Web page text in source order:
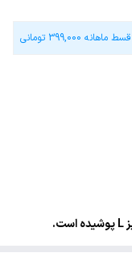
399,000 تومانی